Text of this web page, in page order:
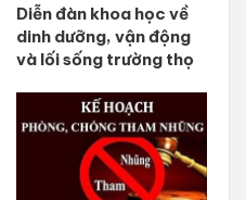
Diễn đàn khoa học về
dinh dưỡng, vận động
và lối sống trường thọ